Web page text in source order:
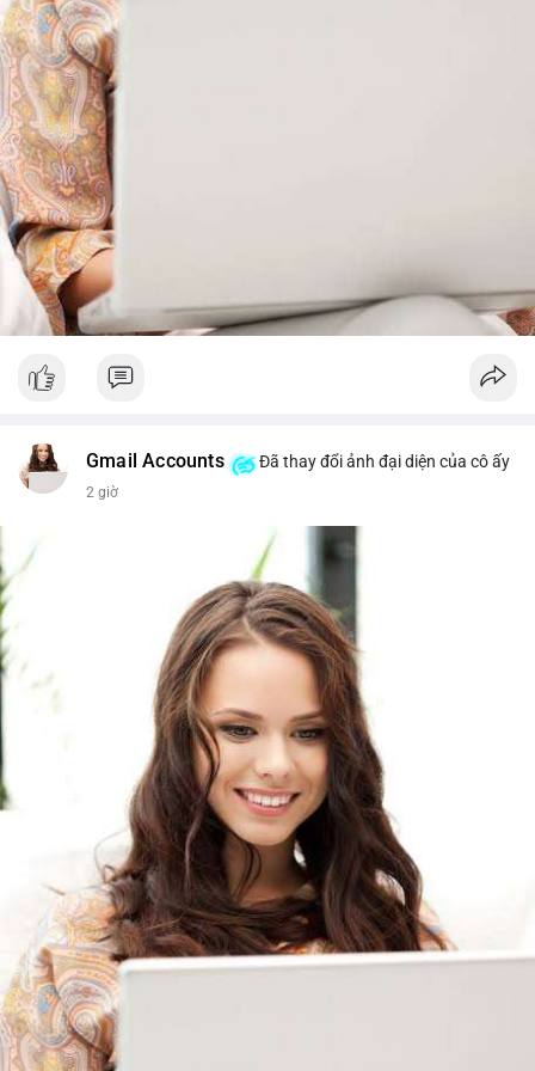
từ dòng vốn ETF (tuần tốt nhất kể từ tháng 4 với 1 tỷ USD)
trước khi gia tăng vị thế.
Xem chi tiết các bài viết đầy đủ tại dòng thời gian của Vlike.vn!
#whalealertbtc
#brazilcryptoregulation
Gmail Accounts Đã thay đổi ảnh đại diện của cô ấy
2 giờ